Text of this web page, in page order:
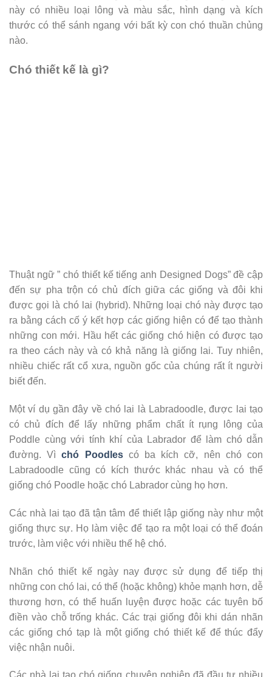
này có nhiều loại lông và màu sắc, hình dạng và kích
thước có thể sánh ngang với bất kỳ con chó thuần chủng
nào.
Chó thiết kế là gì?
Thuật ngữ ” chó thiết kế tiếng anh Designed Dogs” đề cập
đến sự pha trộn có chủ đích giữa các giống và đôi khi
được gọi là chó lai (hybrid). Những loại chó này được tạo
ra bằng cách cố ý kết hợp các giống hiện có để tạo thành
những con mới. Hầu hết các giống chó hiện có được tạo
ra theo cách này và có khả năng là giống lai. Tuy nhiên,
nhiều chiếc rất cổ xưa, nguồn gốc của chúng rất ít người
biết đến.
Một ví dụ gần đây về chó lai là Labradoodle, được lai tạo
có chủ đích để lấy những phẩm chất ít rụng lông của
Poddle cùng với tính khí của Labrador để làm chó dẫn
đường. Vìchó Poodlescó ba kích cỡ, nên chó con
Labradoodle cũng có kích thước khác nhau và có thể
giống chó Poodle hoặc chó Labrador cùng họ hơn.
Các nhà lai tạo đã tận tâm để thiết lập giống này như một
giống thực sự. Họ làm việc để tạo ra một loại có thể đoán
trước, làm việc với nhiều thế hệ chó.
Nhãn chó thiết kế ngày nay được sử dụng để tiếp thị
những con chó lai, có thể (hoặc không) khỏe mạnh hơn, dễ
thương hơn, có thể huấn luyện được hoặc các tuyên bố
điền vào chỗ trống khác. Các trại giống đôi khi dán nhãn
các giống chó tạp là một giống chó thiết kế để thúc đẩy
việc nhận nuôi.